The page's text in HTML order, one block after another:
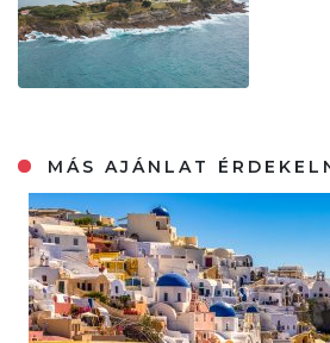
MÁS AJÁNLAT